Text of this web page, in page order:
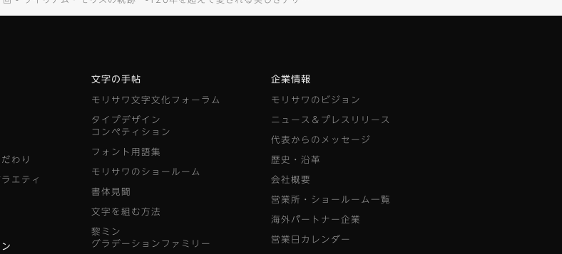
わり
エティ
文字の手帖
モリサワ文字文化フォーラム
タイプデザイン
コンペティション
フォント用語集
モリサワのショールーム
書体見聞
文字を組む方法
黎ミン
グラデーションファミリー
企業情報
モリサワのビジョン
ニュース＆プレスリリース
代表からのメッセージ
歴史・沿革
会社概要
営業所・ショールーム一覧
海外パートナー企業
営業日カレンダー